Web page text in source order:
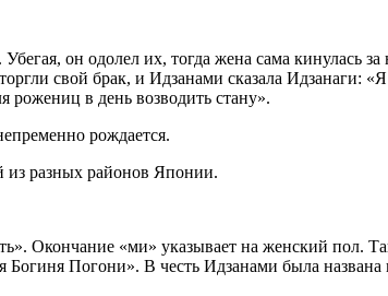
он одолел их, тогда жена сама кинулась
свой брак, и Идзанами сказала Идзанаги:
рожениц в день возводить стану».
рождается.
из разных районов Японии.
Окончание «ми» указывает на женский пол.
Погони». В честь Идзанами была